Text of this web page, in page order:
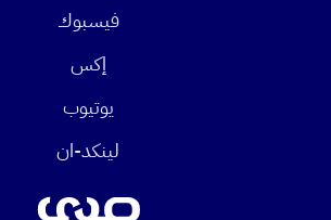
فيسبوك
إكس
يوتيوب
لينكد-ان